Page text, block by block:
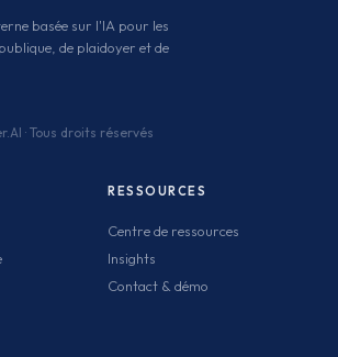
basée sur l'IA pour les
de plaidoyer et de
· Tous droits réservés
RESSOURCES
Centre de ressources
Insights
Contact & démo